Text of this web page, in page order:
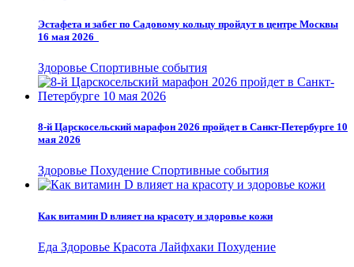
Эстафета и забег по Садовому кольцу пройдут в центре Москвы
16 мая 2026
Здоровье Спортивные события
8-й Царскосельский марафон 2026 пройдет в Санкт-Петербурге 10
мая 2026
Здоровье Похудение Спортивные события
Как витамин D влияет на красоту и здоровье кожи
Еда Здоровье Красота Лайфхаки Похудение